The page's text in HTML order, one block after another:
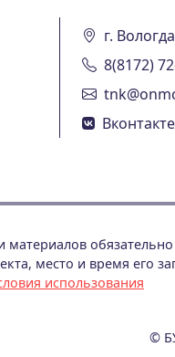
г.
8(8172)
Вконтакте
обязательно
место и время его
использования
©